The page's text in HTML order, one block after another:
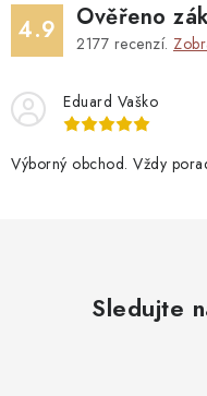
4.9 Ověřeno
2177 recenzí.
Eduard Vaško
Výborný obchod. Vždy
Sledujte